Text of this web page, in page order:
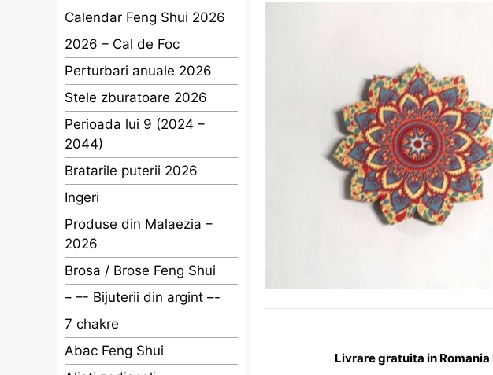
Livrare gratuita in
Calendar Feng Shui 2026
2026 – Cal de Foc
Perturbari anuale 2026
Stele zburatoare 2026
Perioada lui 9 (2024 –
2044)
Bratarile puterii 2026
Ingeri
Produse din Malaezia –
2026
Brosa / Brose Feng Shui
– –- Bijuterii din argint –-
7 chakre
Abac Feng Shui